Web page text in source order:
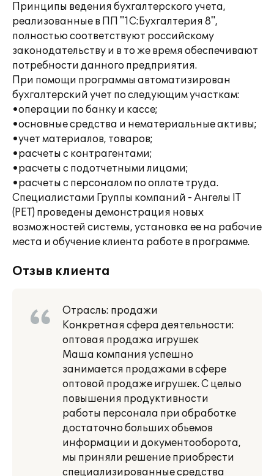
Принципы ведения бухгалтерского учета,
реализованные в ПП "1С:Бухгалтерия 8",
полностью соответствуют российскому
законодательству и в то же время обеспечивают
потребности данного предприятия.
При помощи программы автоматизирован
бухгалтерский учет по следующим участкам:
•операции по банку и кассе;
•основные средства и нематериальные активы;
•учет материалов, товаров;
•расчеты с контрагентами;
•расчеты с подотчетными лицами;
•расчеты с персоналом по оплате труда.
Специалистами Группы компаний - Ангелы IT
(РЕТ) проведены демонстрация новых
возможностей системы, установка ее на рабочие
места и обучение клиента работе в программе.
Отзыв клиента
Отрасль: продажи
Конкретная сфера деятельности:
оптовая продажа игрушек
Маша компания успешно
занимается продажами в сфере
оптовой продаже игрушек. С целыо
повышения продуктивности
работы персонала при обработке
достаточно больших обьемов
информации и документооборота,
мы приняли решение приобрести
специализированные средства